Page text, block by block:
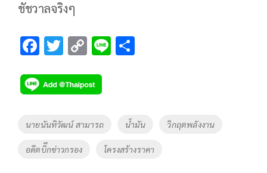
ชัชวาลจริงๆ
F
e
b
o
o
k
T
tt
er
C
p
y
Li
Li
Tags
นายนันทิวัฒน์ สามารถ น้ำมัน วิกฤตพลังงาน
อดีตบิีกข่าวกรอง โครงสร้างราคา